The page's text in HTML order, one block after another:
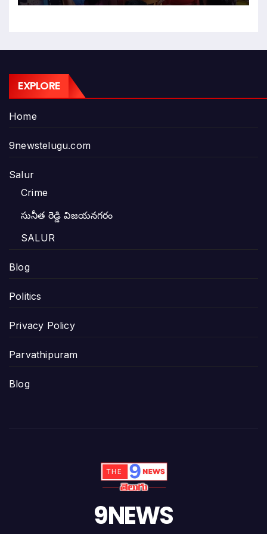
EXPLORE
Home
9newstelugu.com
Salur
Crime
సునీత రెడ్డి విజయనగరం
SALUR
Blog
Politics
Privacy Policy
Parvathipuram
Blog
9NEWS